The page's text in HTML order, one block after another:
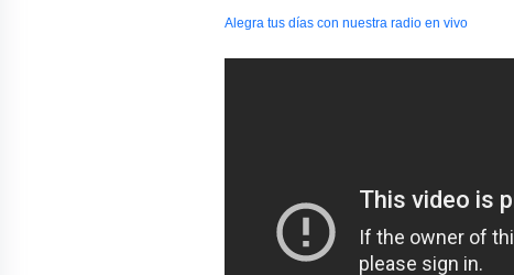
Alegra tus días con nuestra radio en vivo